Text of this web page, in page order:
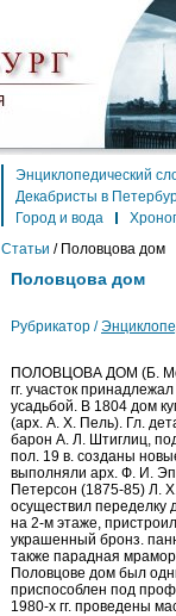
Энциклопедический
Декабристы в
Город и вода
Статьи / Половцова дом
Половцова дом
Рубрикатор /
ПОЛОВЦОВА ДОМ (Б.
гг. участок
усадьбой. В 1804 дом
(арх. А. Х. Пель). Гл.
барон А. Л. Штиглиц,
пол. 19 в. созданы
выполняли арх. Ф. И.
Петерсон (1875-85) Л.
осуществил переделку
на 2-м этаже,
украшенный бронз.
также парадная
Половцове дом был
приспособлен под
1980-х гг. проведены